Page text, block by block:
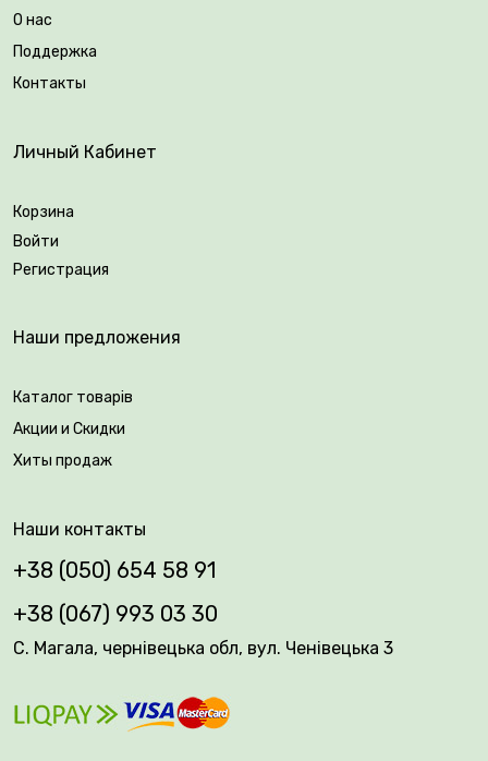
О нас
Поддержка
Контакты
Личный Кабинет
Корзина
Войти
Регистрация
Наши предложения
Каталог товарів
Акции и Скидки
Хиты продаж
Наши контакты
+38 (050) 654 58 91
+38 (067) 993 03 30
С. Магала, чернівецька обл, вул. Ченівецька 3